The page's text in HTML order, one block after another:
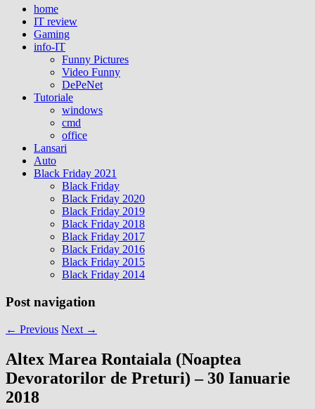
home
IT review
Gaming
info-IT
Funny Pictures
Video Funny
DePeNet
Tutoriale
windows
cmd
office
Lansari
Auto
Black Friday 2021
Black Friday
Black Friday 2020
Black Friday 2019
Black Friday 2018
Black Friday 2017
Black Friday 2016
Black Friday 2015
Black Friday 2014
Post navigation
← Previous Next →
Altex Marea Rontaiala (Noaptea
Devoratorilor de Preturi) – 30 Ianuarie
2018